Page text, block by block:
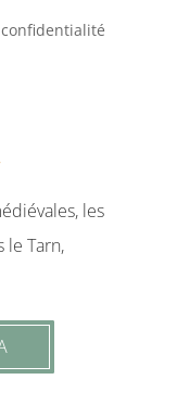
les
le Tarn,